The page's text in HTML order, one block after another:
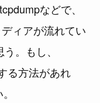
などで、
ィアが流れてい
。もし、
る方法があれ